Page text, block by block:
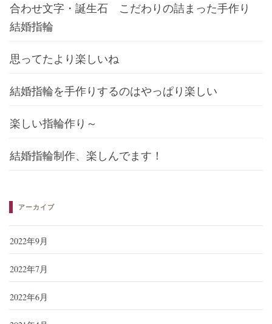
合わせ文字・誕生石 こだわりの詰まった手作り
結婚指輪
思ってたより楽しいね
結婚指輪を手作りするのはやっぱり楽しい
楽しい指輪作り～
結婚指輪制作、楽しんでます！
アーカイブ
2022年9月
2022年7月
2022年6月